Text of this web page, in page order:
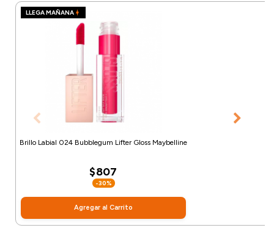
LLEGA MAÑANA
Brillo Labial 024 Bubblegum Lifter Gloss Maybelline
$807
-30%
Agregar al Carrito